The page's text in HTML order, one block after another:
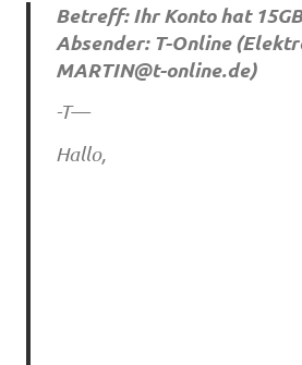
Betreff: Ihr Konto hat
Absender: T-Online (
MARTIN@t-online.de)
-T—
Hallo,